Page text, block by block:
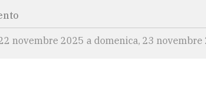
novembre 2025 a domenica, 23 novembre